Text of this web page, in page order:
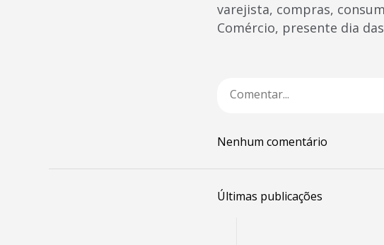
varejista, compras,
Comércio, presente dia
Nenhum comentário
Últimas publicações